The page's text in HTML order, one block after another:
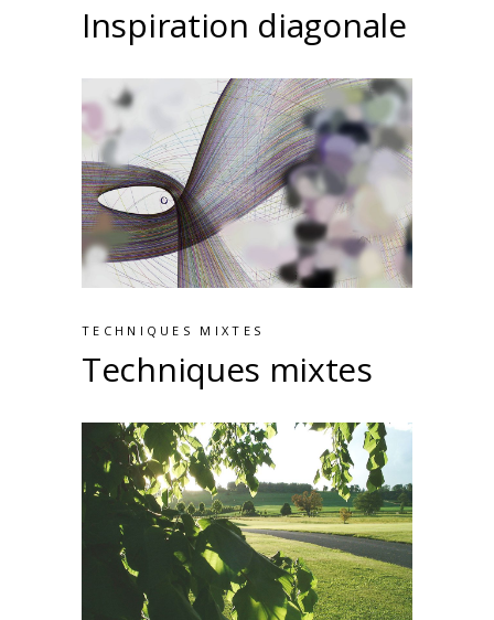
Inspiration diagonale
TECHNIQUES MIXTES
Techniques mixtes